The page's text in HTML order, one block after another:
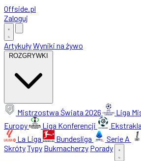
Offside.pl
Zaloguj
ArtykułyWyniki na żywo
ROZGRYWKI
Mistrzostwa Świata 2026 Liga
Europy
Liga Konferencji
La Liga
Bundesliga Serie A
SkrótyTypy Bukmacherzy Porady